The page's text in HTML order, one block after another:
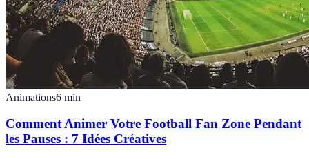
Animations6 min
Comment Animer Votre Football Fan Zone Pendant
les Pauses : 7 Idées Créatives